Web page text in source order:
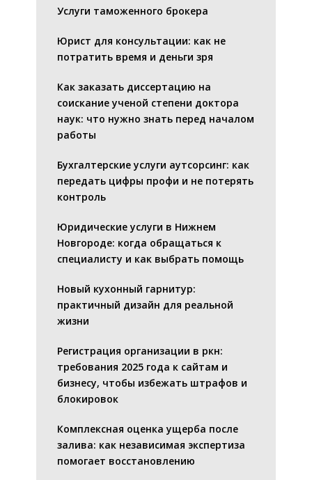
Услуги таможенного брокера
Юрист для консультации: как не
потратить время и деньги зря
Как заказать диссертацию на
соискание ученой степени доктора
наук: что нужно знать перед началом
работы
Бухгалтерские услуги аутсорсинг: как
передать цифры профи и не потерять
контроль
Юридические услуги в Нижнем
Новгороде: когда обращаться к
специалисту и как выбрать помощь
Новый кухонный гарнитур:
практичный дизайн для реальной
жизни
Регистрация организации в ркн:
требования 2025 года к сайтам и
бизнесу, чтобы избежать штрафов и
блокировок
Комплексная оценка ущерба после
залива: как независимая экспертиза
помогает восстановлению